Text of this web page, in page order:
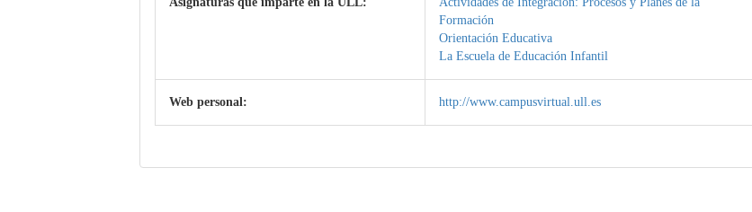
Formación
Orientación Educativa
La Escuela de Educación Infantil
Web personal: http://www.campusvirtual.ull.es